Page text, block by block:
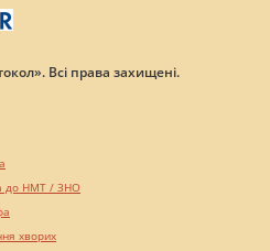
Всі права захищені.
до НМТ / ЗНО
хворих